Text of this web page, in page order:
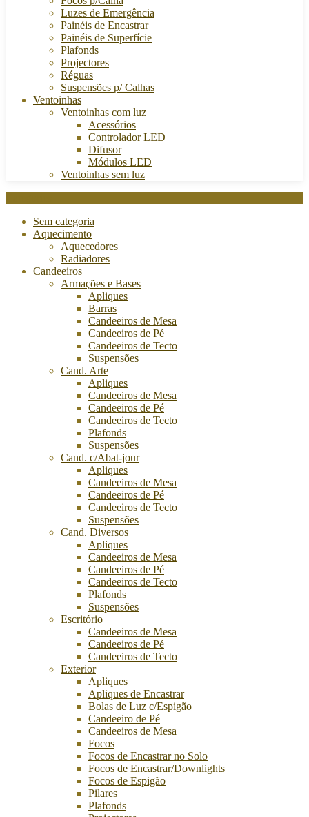
Luzes de Emergência
Painéis de Encastrar
Painéis de Superfície
Plafonds
Projectores
Réguas
Suspensões p/ Calhas
Ventoinhas
Ventoinhas com luz
Acessórios
Controlador LED
Difusor
Módulos LED
Ventoinhas sem luz
Sem categoria
Aquecimento
Aquecedores
Radiadores
Candeeiros
Armações e Bases
Apliques
Barras
Candeeiros de Mesa
Candeeiros de Pé
Candeeiros de Tecto
Suspensões
Cand. Arte
Apliques
Candeeiros de Mesa
Candeeiros de Pé
Candeeiros de Tecto
Plafonds
Suspensões
Cand. c/Abat-jour
Apliques
Candeeiros de Mesa
Candeeiros de Pé
Candeeiros de Tecto
Suspensões
Cand. Diversos
Apliques
Candeeiros de Mesa
Candeeiros de Pé
Candeeiros de Tecto
Plafonds
Suspensões
Escritório
Candeeiros de Mesa
Candeeiros de Pé
Candeeiros de Tecto
Exterior
Apliques
Apliques de Encastrar
Bolas de Luz c/Espigão
Candeeiro de Pé
Candeeiros de Mesa
Focos
Focos de Encastrar no Solo
Focos de Encastrar/Downlights
Focos de Espigão
Pilares
Plafonds